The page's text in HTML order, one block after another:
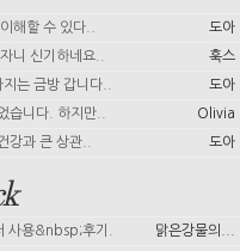
해할 수 있다..
도아
니 신기하네요..
훅스
는 금방 갑니다..
도아
습니다. 하지만..
Olivia
강과 큰 상관..
도아
사용&nbsp;후기.
맑은강물의...